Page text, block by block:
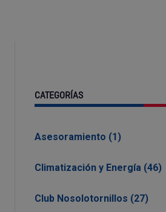
CATEGORÍAS
Asesoramiento (1)
Climatización y Energía (46)
Club Nosolotornillos (27)